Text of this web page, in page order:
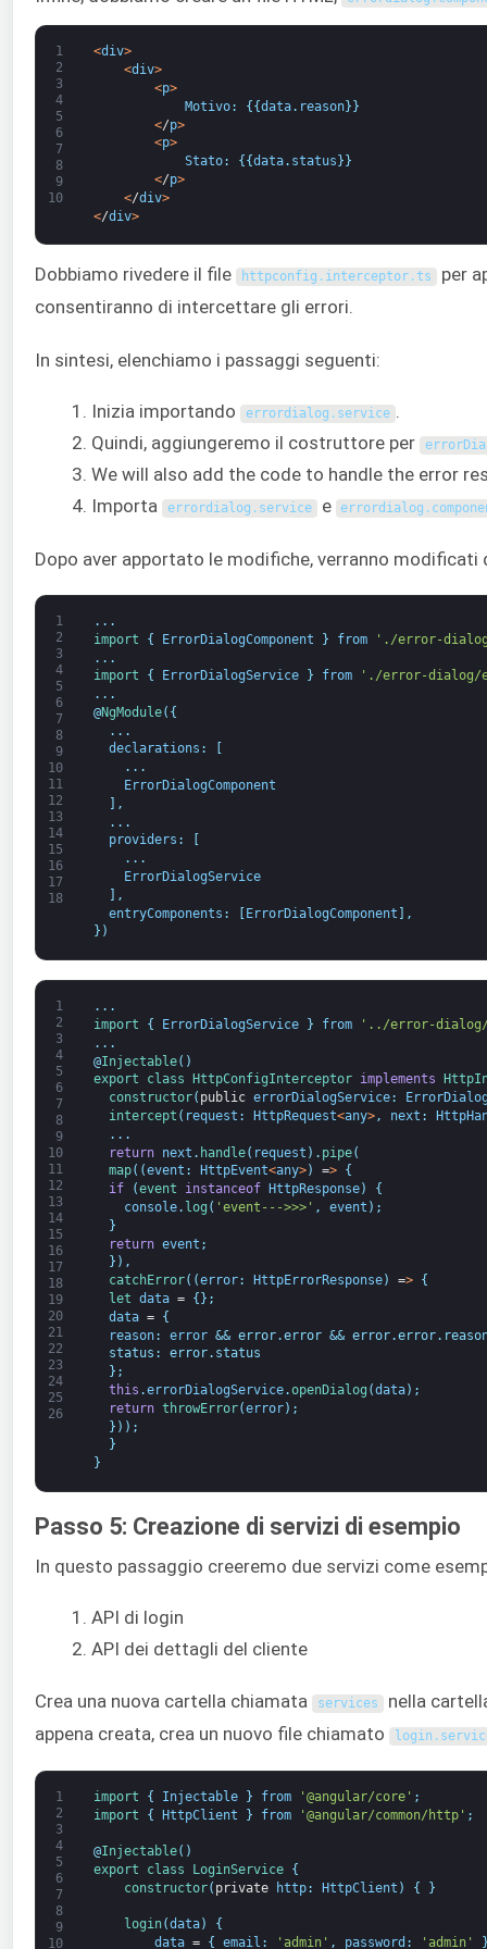
1
2
3
4
5
6
7
8
9
10
<div>
<div>
<p>
Motivo: {{data. reason}}
</p>
<p>
Stato: { {data. status } }
</p>
</div>
</div>
Dobbiamo rivedere il file httpconfig . interceptor.ts per
consentiranno di intercettare gli errori.
In sintesi, elenchiamo i passaggi seguenti:
Inizia importando errordialog . service .
Quindi, aggiungeremo il costruttore per
We will also add the code to handle the error
Importa
errordialog . service e errordialog .
Dopo aver apportato le modifiche, verranno modificati
1
2
3
4
5
6
7
8
9
10
11
12
13
14
15
16
17
18
. . .
import
{ ErrorDialogComponent } from
'./error-
. . .
import
{ ErrorDialogService } from
'./error-dialog/
. . .
@NgModule( {
. . .
declarations :
. . .
ErrorDialogComponent
] ,
. . .
providers :
. . .
ErrorDialogService
] ,
entryComponents : [ErrorDialogComponent ] ,
} )
1
2
3
4
5
6
7
8
9
10
11
12
13
14
15
16
17
18
19
20
21
22
23
24
25
26
. . .
import
{ ErrorDialogService } from
'../error-
. . .
@Injectable( )
export
class HttpConfigInterceptor implements
constructor( public errorDialogService:
intercept ( request : HttpRequest<any>, next :
. . .
return
next . handle( request ) . pipe(
map( (event : HttpEvent<any>) =>
{
if
(event instanceof HttpResponse)
{
console. log ( 'event--->>>' , event ) ;
}
return event ;
} ) ,
catchError( (error: HttpErrorResponse) =>
{
let data = { } ;
data =
{
reason: error && error.error &&
status: error.status
};
this .errorDialogService.openDialog (data) ;
return throwError(error) ;
} ) ) ;
}
}
Passo 5: Creazione di servizi di esempio
In questo passaggio creeremo due servizi come
API di login
API dei dettagli del cliente
Crea una nuova cartella chiamata services nella
appena creata, crea un nuovo file chiamato
login .
1
2
3
4
5
6
7
8
9
10
import { Injectable } from '@angular/core' ;
import
{ HttpClient } from '@angular/common/http' ;
@Injectable( )
export
class LoginService
{
constructor( private http: HttpClient ) { }
login(data)
{
data = { email : 'admin' , password : 'admin'